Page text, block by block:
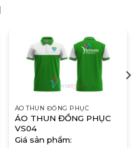
ÁO THUN ĐỒNG PHỤC
ÁO THUN ĐỒNG PHỤC
VS04
Giá sản phẩm: